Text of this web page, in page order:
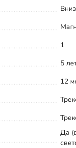
Вниз
1
5
12
Да